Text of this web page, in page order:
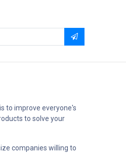
to improve everyone's
to solve your
companies willing to